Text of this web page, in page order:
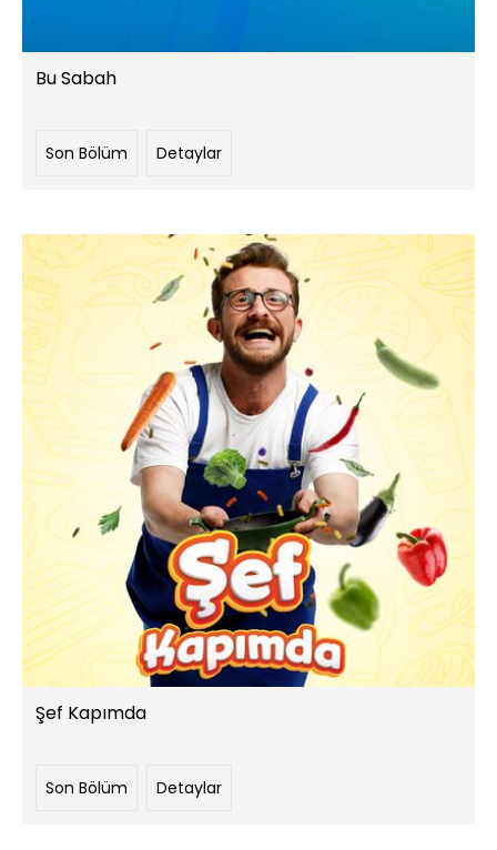
Bu Sabah
Son Bölüm Detaylar
Şef Kapımda
Son Bölüm Detaylar